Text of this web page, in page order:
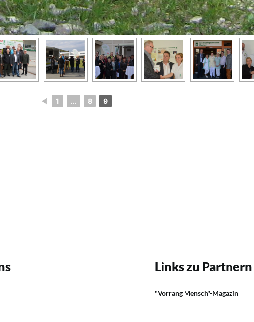
◄ 1 ... 8 9
Links zu Partnern
"Vorrang Mensch"-Magazin